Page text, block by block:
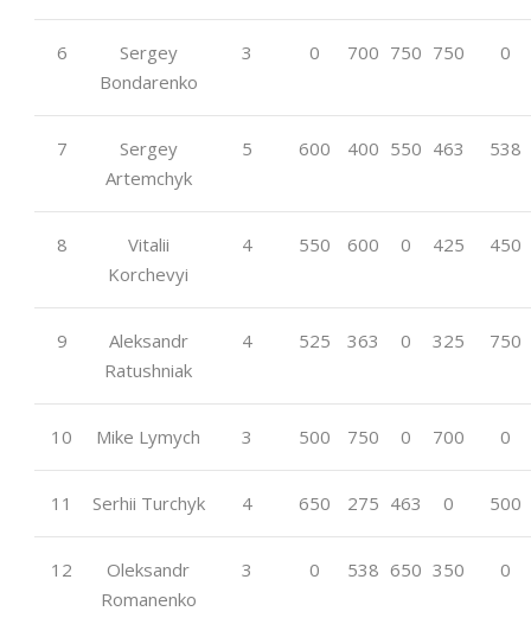
6
Sergey
Bondarenko
3 0 700 750 750 0
7
Sergey
Artemchyk
5 600 400 550 463 538
8
Vitalii
Korchevyi
4 550 600 0 425 450
9
Aleksandr
Ratushniak
4 525 363 0 325 750
10 Mike Lymych 3 500 750 0 700 0
11 Serhii Turchyk 4 650 275 463 0 500
12
Oleksandr
Romanenko
3 0 538 650 350 0